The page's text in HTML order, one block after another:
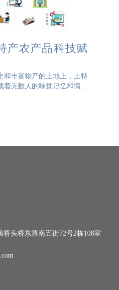
产农产品科技赋
和丰富物产的土地上，土特
无数人的味觉记忆和情感
，每一种土特产都是地方风
桥东路南五街72号2栋108室